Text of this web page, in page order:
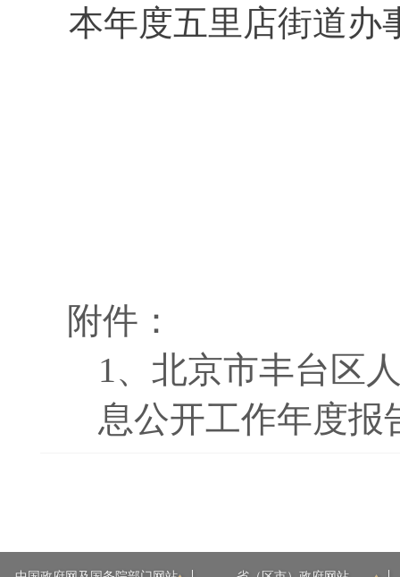
本年度五里店街道办
附件：
1、 北京市丰台区
息公开工作年度报